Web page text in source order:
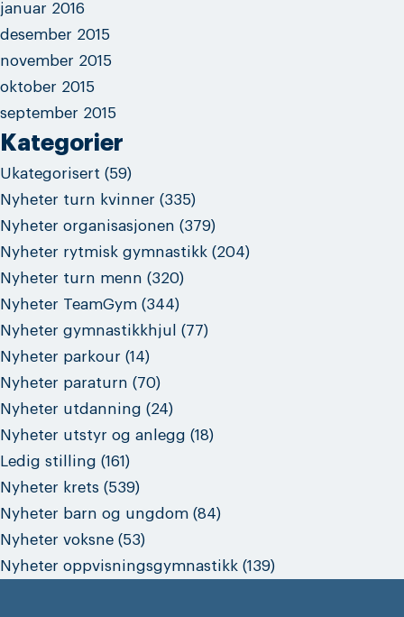
januar 2016
desember 2015
november 2015
oktober 2015
september 2015
Kategorier
Ukategorisert (59)
Nyheter turn kvinner (335)
Nyheter organisasjonen (379)
Nyheter rytmisk gymnastikk (204)
Nyheter turn menn (320)
Nyheter TeamGym (344)
Nyheter gymnastikkhjul
(77)
Nyheter parkour (14)
Nyheter paraturn (70)
Nyheter utdanning (24)
Nyheter utstyr og anlegg (18)
Ledig stilling (161)
Nyheter krets (539)
Nyheter barn og ungdom (84)
Nyheter voksne (53)
Nyheter oppvisningsgymnastikk (139)